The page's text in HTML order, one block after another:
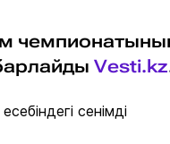
Vesti.kz
сенімді